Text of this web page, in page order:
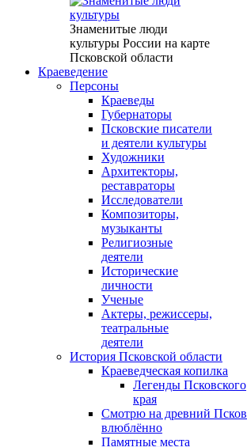
Знаменитые люди
культуры России на карте
Псковской области
Краеведение
Персоны
Краеведы
Губернаторы
Псковские писатели
и деятели культуры
Художники
Архитекторы,
реставраторы
Исследователи
Композиторы,
музыканты
Религиозные
деятели
Исторические
личности
Ученые
Актеры, режиссеры,
театральные
деятели
История Псковской области
Краеведческая копилка
Легенды Псковского
края
Смотрю на древний Псков
влюблённо
Памятные места